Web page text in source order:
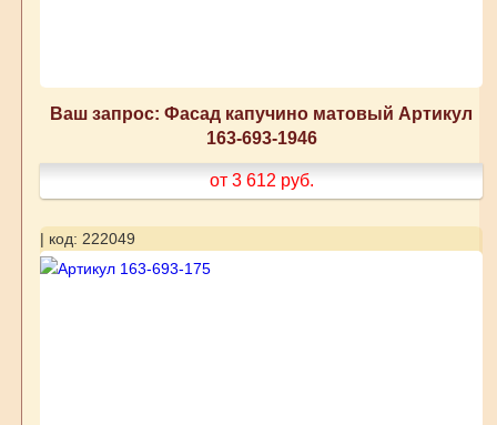
Ваш запрос: Фасад капучино матовый Артикул
163-693-1946
от 3 612 руб.
| код: 222049